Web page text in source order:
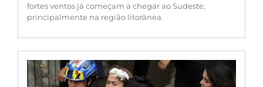
fortes ventos já começam a chegar ao Sudeste,
principalmente na região litorânea.